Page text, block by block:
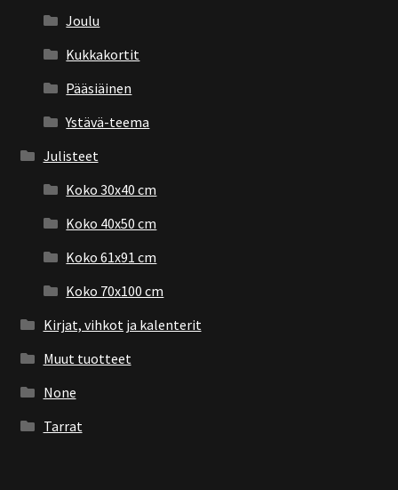
Joulu
Kukkakortit
Pääsiäinen
Ystävä-teema
Julisteet
Koko 30x40 cm
Koko 40x50 cm
Koko 61x91 cm
Koko 70x100 cm
Kirjat, vihkot ja kalenterit
Muut tuotteet
None
Tarrat